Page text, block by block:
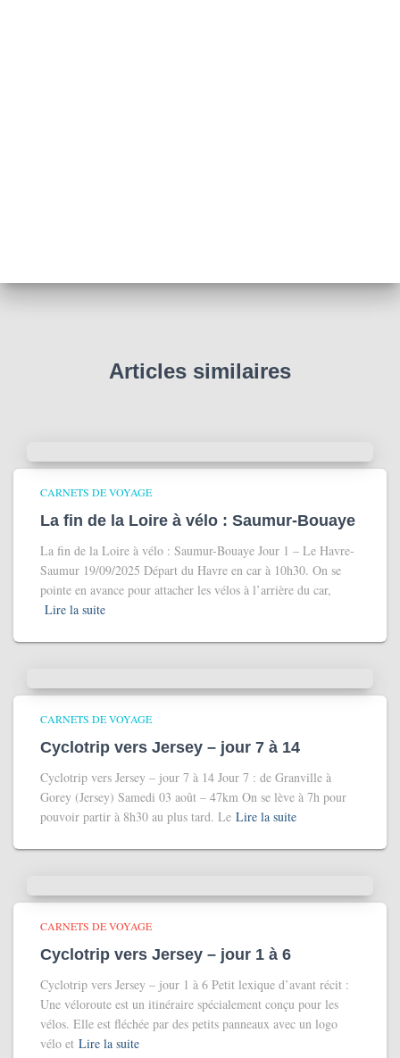
Articles similaires
CARNETS DE VOYAGE
La fin de la Loire à vélo : Saumur-Bouaye
La fin de la Loire à vélo : Saumur-Bouaye Jour 1 – Le Havre-
Saumur 19/09/2025 Départ du Havre en car à 10h30. On se
pointe en avance pour attacher les vélos à l’arrière du car,
Lire la suite
CARNETS DE VOYAGE
Cyclotrip vers Jersey – jour 7 à 14
Cyclotrip vers Jersey – jour 7 à 14 Jour 7 : de Granville à
Gorey (Jersey) Samedi 03 août – 47km On se lève à 7h pour
pouvoir partir à 8h30 au plus tard. Le Lire la suite
CARNETS DE VOYAGE
Cyclotrip vers Jersey – jour 1 à 6
Cyclotrip vers Jersey – jour 1 à 6 Petit lexique d’avant récit :
Une véloroute est un itinéraire spécialement conçu pour les
vélos. Elle est fléchée par des petits panneaux avec un logo
vélo et Lire la suite